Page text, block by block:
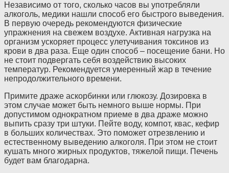
Независимо от того, сколько часов вы употребляли
алкоголь, медики нашли способ его быстрого выведения.
В первую очередь рекомендуются физические
упражнения на свежем воздухе. Активная нагрузка на
организм ускоряет процесс улетучивания токсинов из
крови в два раза. Еще один способ – посещение бани. Но
не стоит подвергать себя воздействию высоких
температур. Рекомендуется умеренный жар в течение
непродолжительного времени.
Примите драже аскорбинки или глюкозу. Дозировка в
этом случае может быть немного выше нормы. При
допустимом однократном приеме в два драже можно
выпить сразу три штуки. Пейте воду, компот, квас, кефир
в больших количествах. Это поможет отрезвлению и
естественному выведению алкоголя. При этом не стоит
кушать много жирных продуктов, тяжелой пищи. Печень
будет вам благодарна.